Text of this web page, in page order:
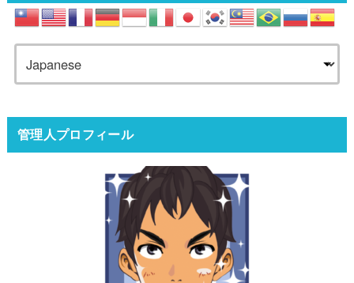
管理人プロフィール